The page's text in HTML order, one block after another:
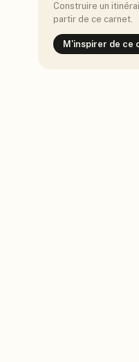
Construire un
partir de ce carnet.
M'inspirer de ce